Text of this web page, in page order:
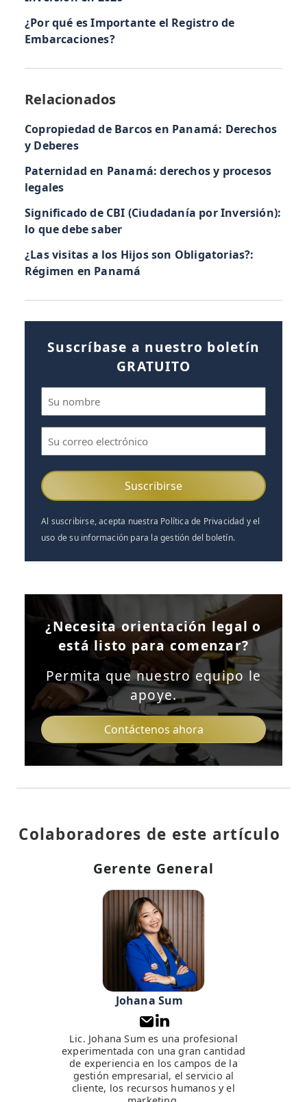
¿Por qué es Importante el Registro de
Embarcaciones?
Relacionados
Copropiedad de Barcos en Panamá: Derechos
y Deberes
Paternidad en Panamá: derechos y procesos
legales
Significado de CBI (Ciudadanía por Inversión):
lo que debe saber
¿Las visitas a los Hijos son Obligatorias?:
Régimen en Panamá
Suscríbase a nuestro boletín
GRATUITO
(Obligatorio)
Al suscribirse, acepta nuestra Política de Privacidad y el
uso de su información para la gestión del boletín.
¿Necesita orientación legal o
está listo para comenzar?
Permita que nuestro equipo le
apoye.
Contáctenos ahora
Colaboradores de este artículo
Gerente General
Johana Sum
Lic. Johana Sum es una profesional
experimentada con una gran cantidad
de experiencia en los campos de la
gestión empresarial, el servicio al
cliente, los recursos humanos y el